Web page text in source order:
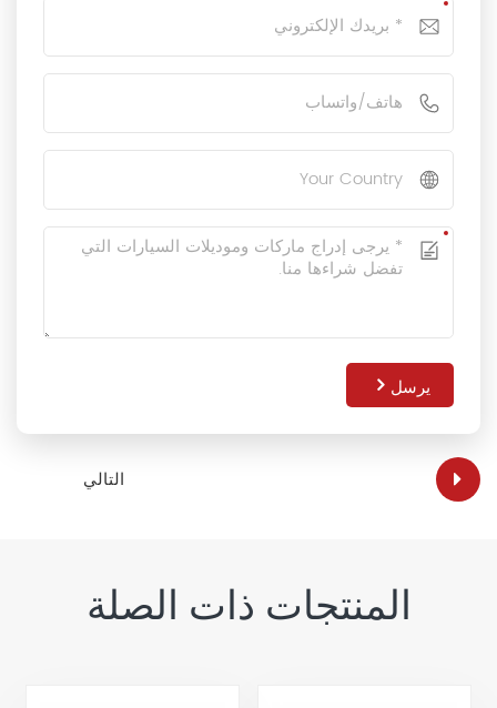
يرسل
التالي
المنتجات ذات الصلة